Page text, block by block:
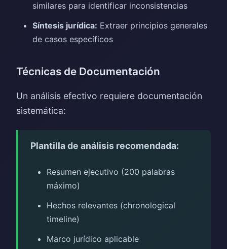
similares para identificar inconsistencias
Síntesis jurídica: Extraer principios generales
de casos específicos
Técnicas de Documentación
Un análisis efectivo requiere documentación
sistemática:
Plantilla de análisis recomendada:
Resumen ejecutivo (200 palabras
máximo)
Hechos relevantes (chronological
timeline)
Marco jurídico aplicable